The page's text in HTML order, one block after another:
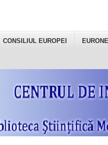
CONSILIUL EUROPEI